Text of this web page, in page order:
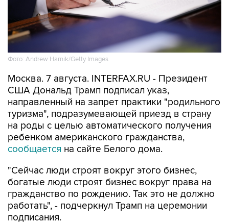
Фото: Andrew Harnik/Getty Images
Москва. 7 августа. INTERFAX.RU - Президент
США Дональд Трамп подписал указ,
направленный на запрет практики "родильного
туризма", подразумевающей приезд в страну
на роды с целью автоматического получения
ребенком американского гражданства,
сообщается на сайте Белого дома.
"Сейчас люди строят вокруг этого бизнес,
богатые люди строят бизнес вокруг права на
гражданство по рождению. Так это не должно
работать", - подчеркнул Трамп на церемонии
подписания.